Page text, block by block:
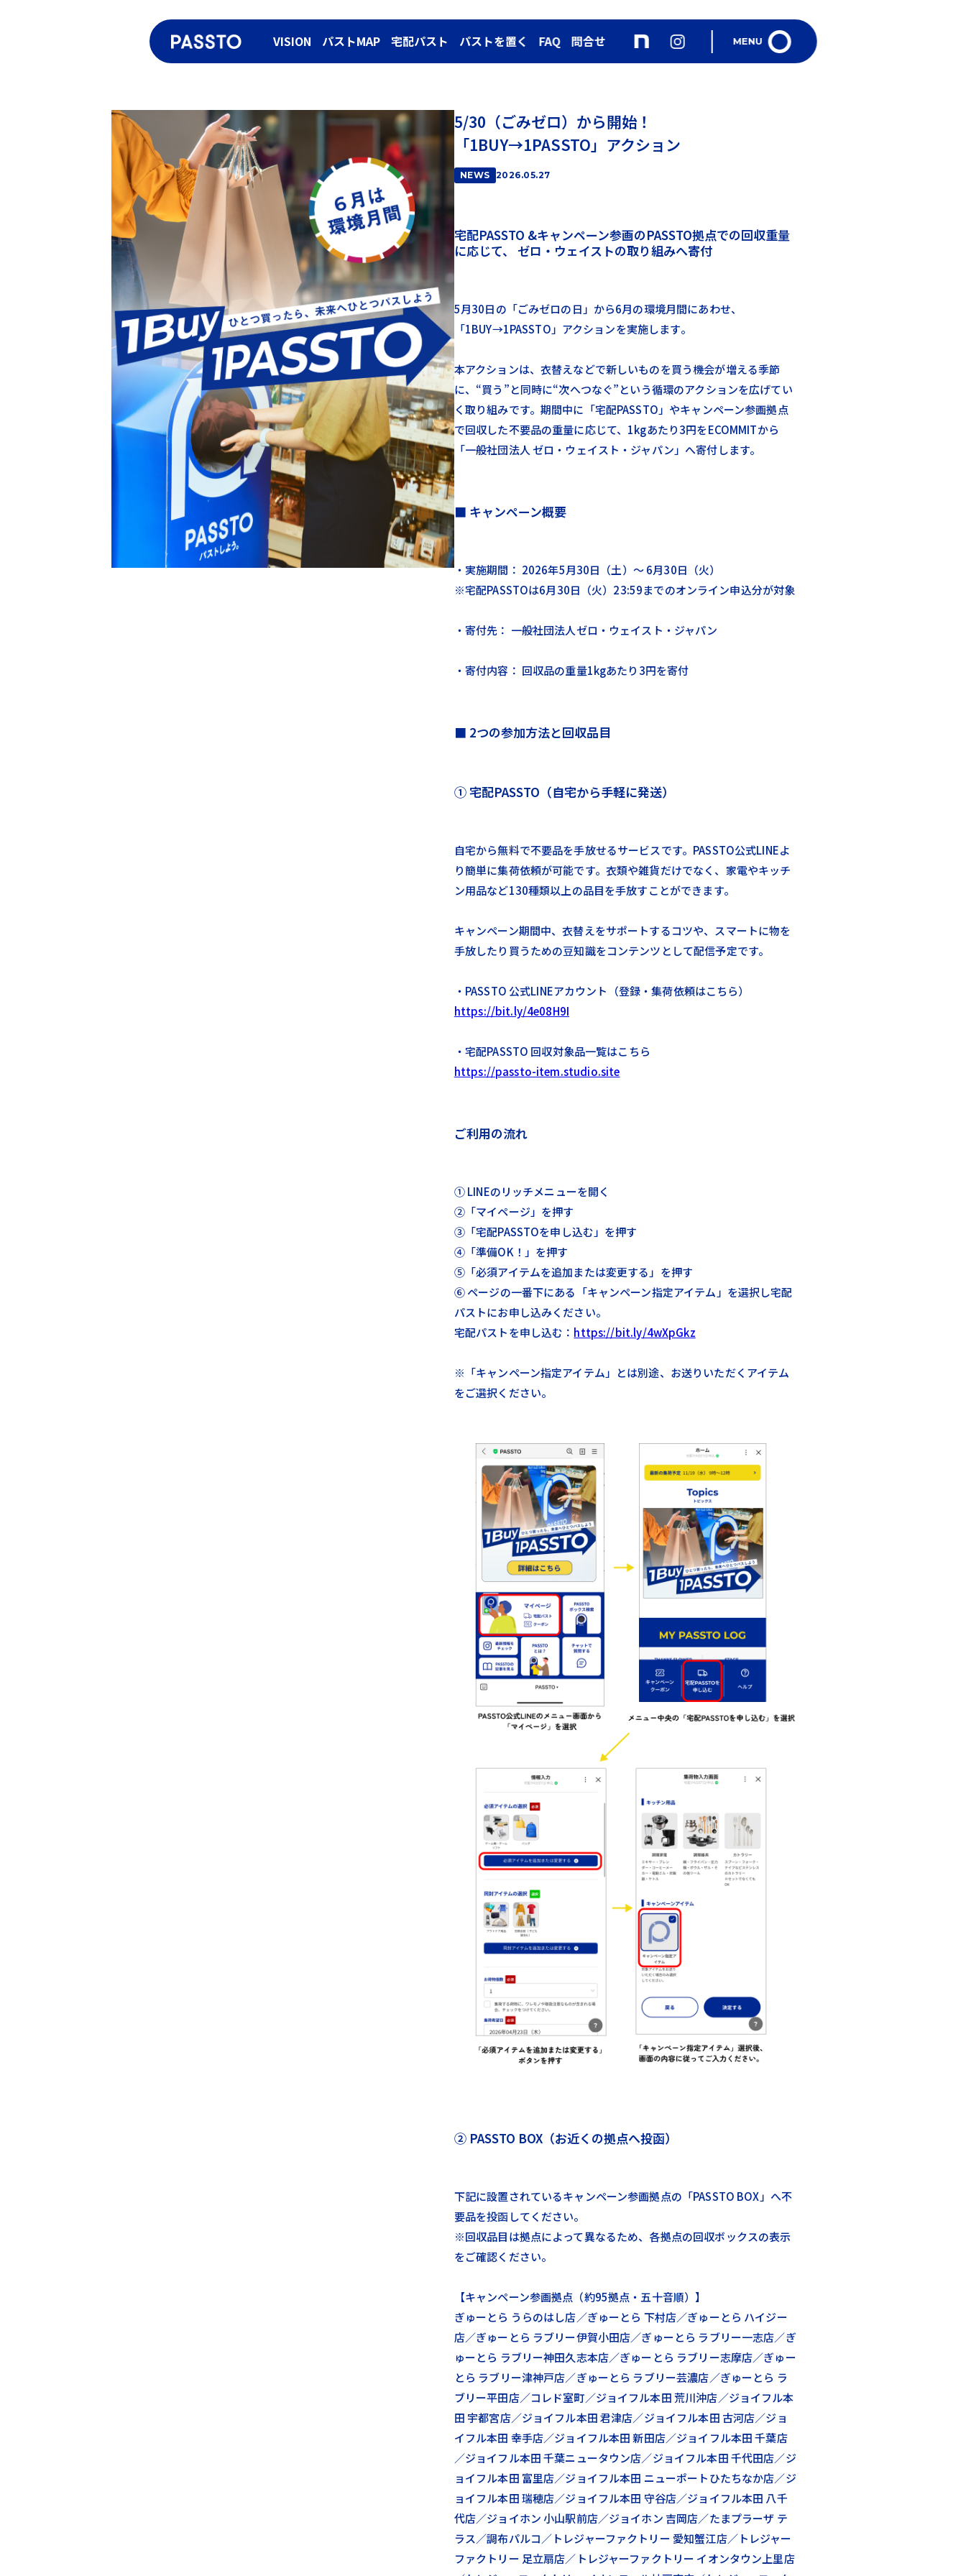
VISION パストMAP 宅配パスト パストを置く FAQ 問合せ MENU
TOP
VISION
パストを置く
5/30（ごみゼロ）から開始！
「1BUY→1PASSTO」アクション
NEWS 2026.05.27
宅配PASSTO &キャンペーン参画のPASSTO拠点での回収重量
に応じて、 ゼロ・ウェイストの取り組みへ寄付
5月30日の「ごみゼロの日」から6月の環境月間にあわせ、
「1BUY→1PASSTO」アクションを実施します。
本アクションは、衣替えなどで新しいものを買う機会が増える季節
に、“買う”と同時に“次へつなぐ”という循環のアクションを広げてい
く取り組みです。期間中に「宅配PASSTO」やキャンペーン参画拠点
で回収した不要品の重量に応じて、1kgあたり3円をECOMMITから
「一般社団法人 ゼロ・ウェイスト・ジャパン」へ寄付します。
■ キャンペーン概要
・実施期間： 2026年5月30日（土）〜 6月30日（火）
※宅配PASSTOは6月30日（火）23:59までのオンライン申込分が対象
・寄付先： 一般社団法人ゼロ・ウェイスト・ジャパン
・寄付内容： 回収品の重量1kgあたり3円を寄付
■ 2つの参加方法と回収品目
① 宅配PASSTO（自宅から手軽に発送）
自宅から無料で不要品を手放せるサービスです。PASSTO公式LINEよ
り簡単に集荷依頼が可能です。衣類や雑貨だけでなく、家電やキッチ
ン用品など130種類以上の品目を手放すことができます。
キャンペーン期間中、衣替えをサポートするコツや、スマートに物を
手放したり買うための豆知識をコンテンツとして配信予定です。
・PASSTO 公式LINEアカウント（登録・集荷依頼はこちら）
https://bit.ly/4e08H9I
・宅配PASSTO 回収対象品一覧はこちら
https://passto-item.studio.site
ご利用の流れ
① LINEのリッチメニューを開く
②「マイページ」を押す
③「宅配PASSTOを申し込む」を押す
④「準備OK！」を押す
⑤「必須アイテムを追加または変更する」を押す
⑥ ページの一番下にある「キャンペーン指定アイテム」を選択し宅配
パストにお申し込みください。​
宅配パストを申し込む： https://bit.ly/4wXpGkz
※「キャンペーン指定アイテム」とは別途、お送りいただくアイテム
をご選択ください。​
② PASSTO BOX（お近くの拠点へ投函）
下記に設置されているキャンペーン参画拠点の「PASSTO BOX」へ不
要品を投函してください。
※回収品目は拠点によって異なるため、各拠点の回収ボックスの表示
をご確認ください。
【キャンペーン参画拠点（約95拠点・五十音順）】
ぎゅーとら うらのはし店／ぎゅーとら 下村店／ぎゅーとら ハイジー
店／ぎゅーとら ラブリー伊賀小田店／ぎゅーとら ラブリー一志店／ぎ
ゅーとら ラブリー神田久志本店／ぎゅーとら ラブリー志摩店／ぎゅー
とら ラブリー津神戸店／ぎゅーとら ラブリー芸濃店／ぎゅーとら ラ
ブリー平田店／コレド室町／ジョイフル本田 荒川沖店／ジョイフル本
田 宇都宮店／ジョイフル本田 君津店／ジョイフル本田 古河店／ジョ
イフル本田 幸手店／ジョイフル本田 新田店／ジョイフル本田 千葉店
／ジョイフル本田 千葉ニュータウン店／ジョイフル本田 千代田店／ジ
ョイフル本田 富里店／ジョイフル本田 ニューポートひたちなか店／ジ
ョイフル本田 瑞穂店／ジョイフル本田 守谷店／ジョイフル本田 八千
代店／ジョイホン 小山駅前店／ジョイホン 吉岡店／たまプラーザ テ
ラス／調布パルコ／トレジャーファクトリー 愛知蟹江店／トレジャー
ファクトリー 足立扇店／トレジャーファクトリー イオンタウン上里店